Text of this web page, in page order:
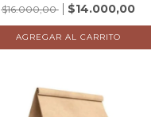
$16.000,00
$14.000,00